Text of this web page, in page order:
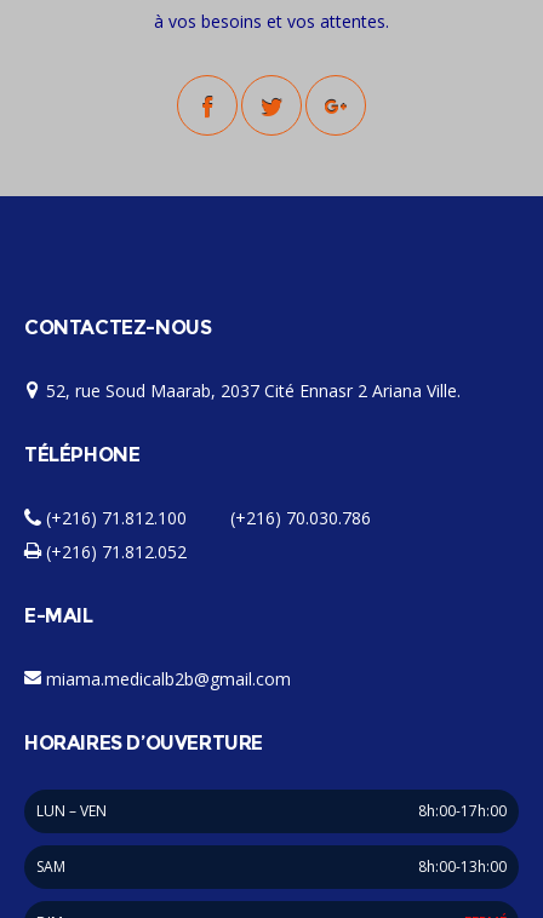
à vos besoins et vos attentes.
CONTACTEZ-NOUS
52, rue Soud Maarab, 2037 Cité Ennasr 2 Ariana Ville.
TÉLÉPHONE
(+216) 71.812.100 (+216) 70.030.786
(+216) 71.812.052
E-MAIL
miama.medicalb2b@gmail.com
HORAIRES D’OUVERTURE
LUN – VEN 8h:00-17h:00
SAM 8h:00-13h:00